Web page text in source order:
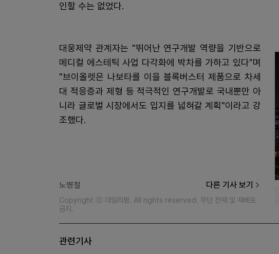
인할 수는 없었다.
대웅제약 관계자는 "뛰어난 연구개발 역량을 기반으로
메디컬 에스테틱 사업 다각화에 박차를 가하고 있다"며
"브이올렛은 나보타를 이을 블록버스터 제품으로 차세
대 적응증과 제형 등 적극적인 연구개발로 국내뿐만 아
니라 글로벌 시장에서도 입지를 넓혀갈 계획"이라고 강
조했다.
노병철 다른 기사 보기
Copyright ⓒ 데일리팜. All rights reserved. 무단 전재 및 재배포
금지.
관련기사